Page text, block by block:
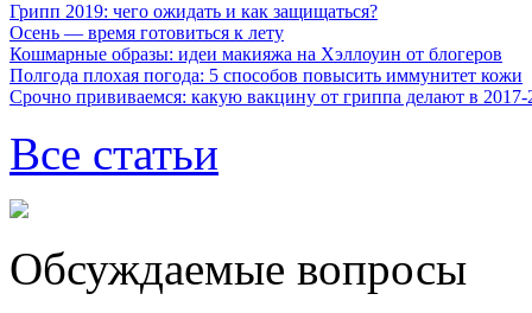
Грипп 2019: чего ожидать и как защищаться?
Осень — время готовиться к лету
Кошмарные образы: идеи макияжа на Хэллоуин от блогеров
Полгода плохая погода: 5 способов повысить иммунитет кожи
Срочно прививаемся: какую вакцину от гриппа делают в 2017-
Все статьи
Обсуждаемые вопросы